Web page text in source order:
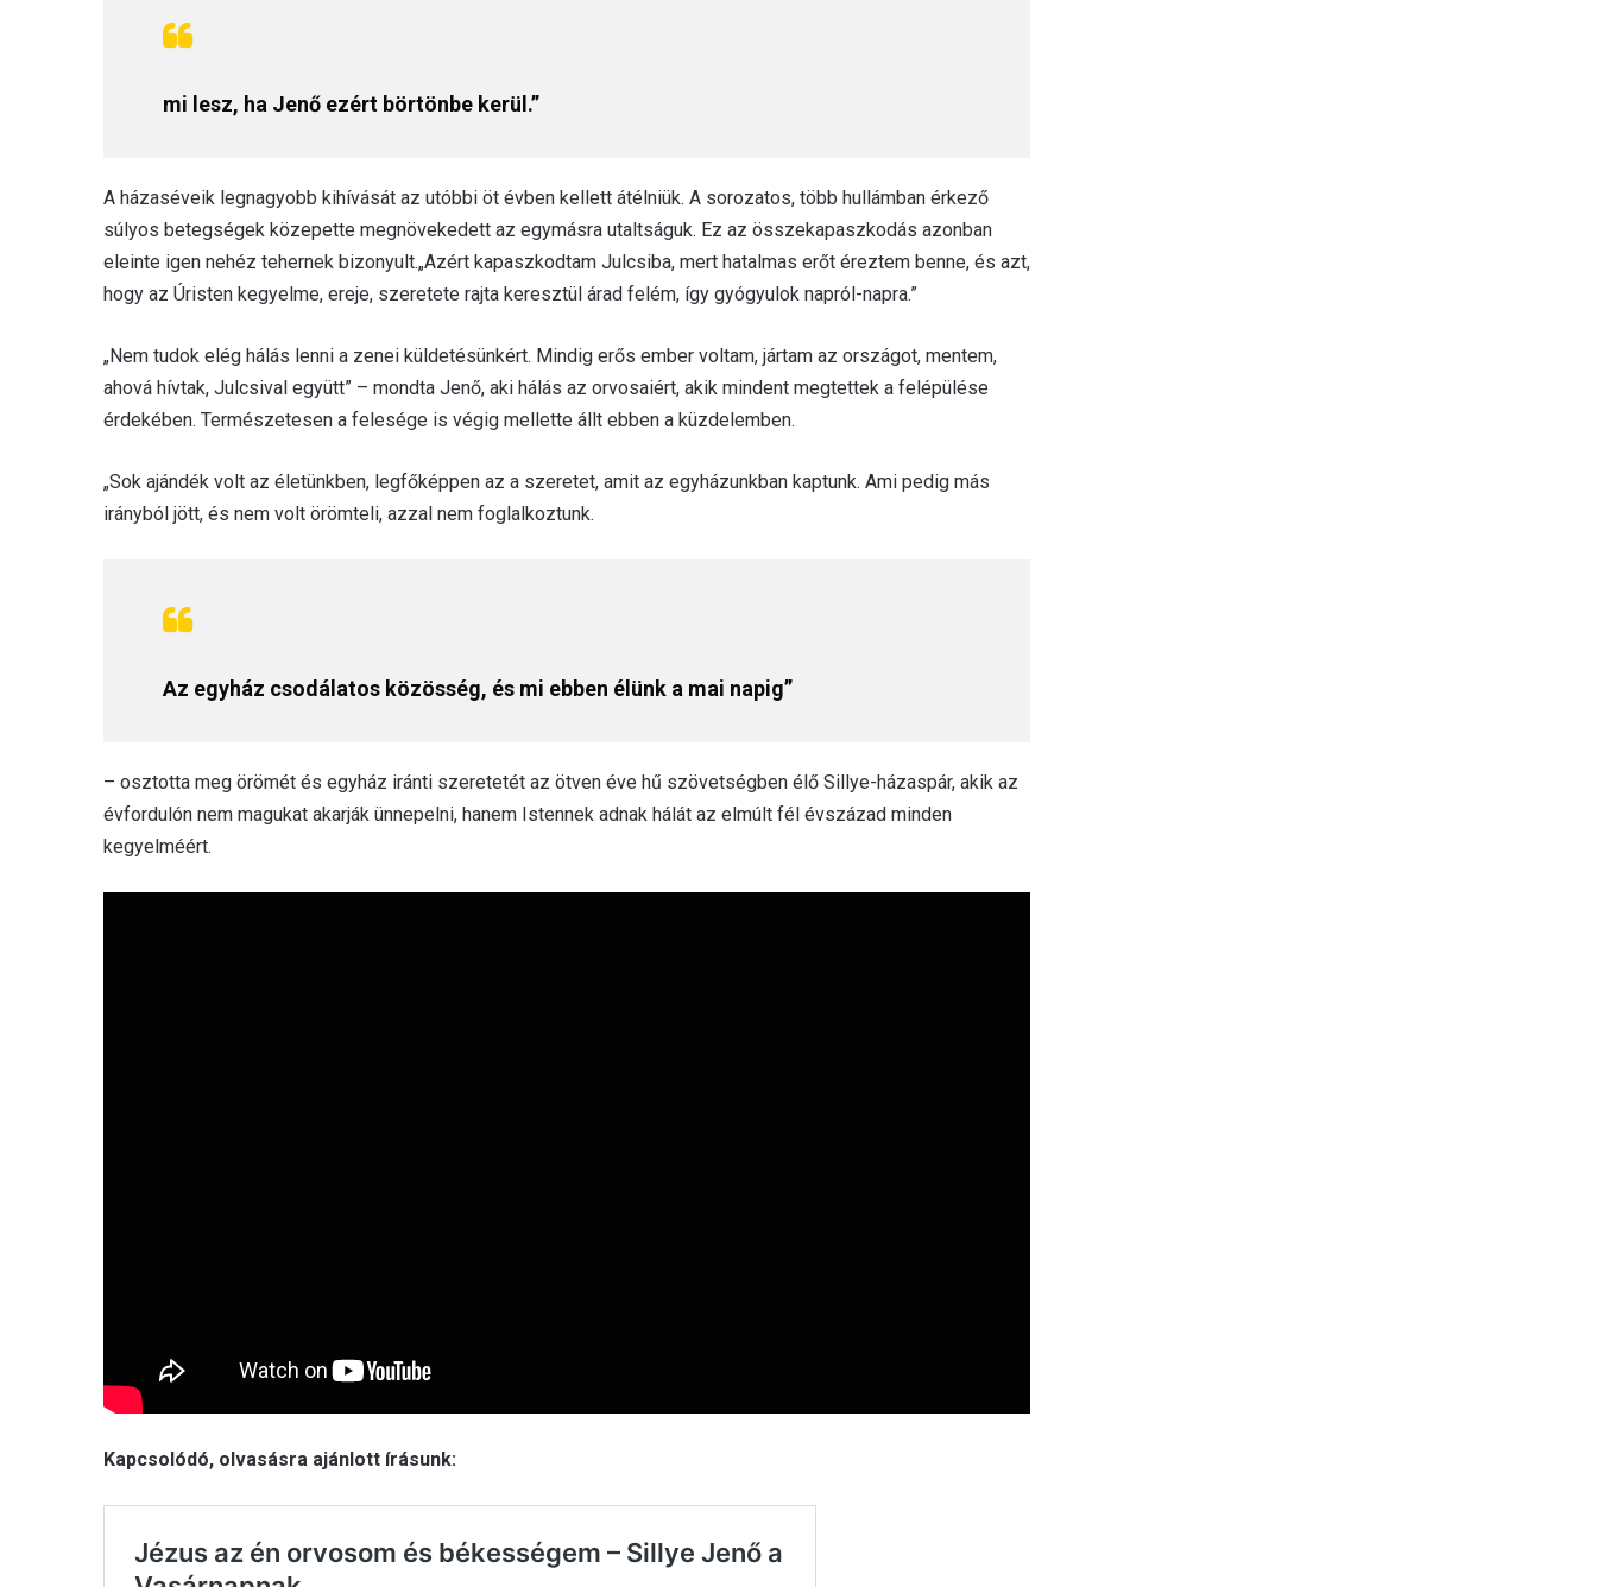
mi lesz, ha Jenő ezért börtönbe kerül.”
A házaséveik legnagyobb kihívását az utóbbi öt évben kellett átélniük. A sorozatos, több hullámban érkező
súlyos betegségek közepette megnövekedett az egymásra utaltságuk. Ez az összekapaszkodás azonban
eleinte igen nehéz tehernek bizonyult.„Azért kapaszkodtam Julcsiba, mert hatalmas erőt éreztem benne, és azt,
hogy az Úristen kegyelme, ereje, szeretete rajta keresztül árad felém, így gyógyulok napról-napra.”
„Nem tudok elég hálás lenni a zenei küldetésünkért. Mindig erős ember voltam, jártam az országot, mentem,
ahová hívtak, Julcsival együtt” – mondta Jenő, aki hálás az orvosaiért, akik mindent megtettek a felépülése
érdekében. Természetesen a felesége is végig mellette állt ebben a küzdelemben.
„Sok ajándék volt az életünkben, legfőképpen az a szeretet, amit az egyházunkban kaptunk. Ami pedig más
irányból jött, és nem volt örömteli, azzal nem foglalkoztunk.
Az egyház csodálatos közösség, és mi ebben élünk a mai napig”
– osztotta meg örömét és egyház iránti szeretetét az ötven éve hű szövetségben élő Sillye-házaspár, akik az
évfordulón nem magukat akarják ünnepelni, hanem Istennek adnak hálát az elmúlt fél évszázad minden
kegyelméért.
Kapcsolódó, olvasásra ajánlott írásunk: